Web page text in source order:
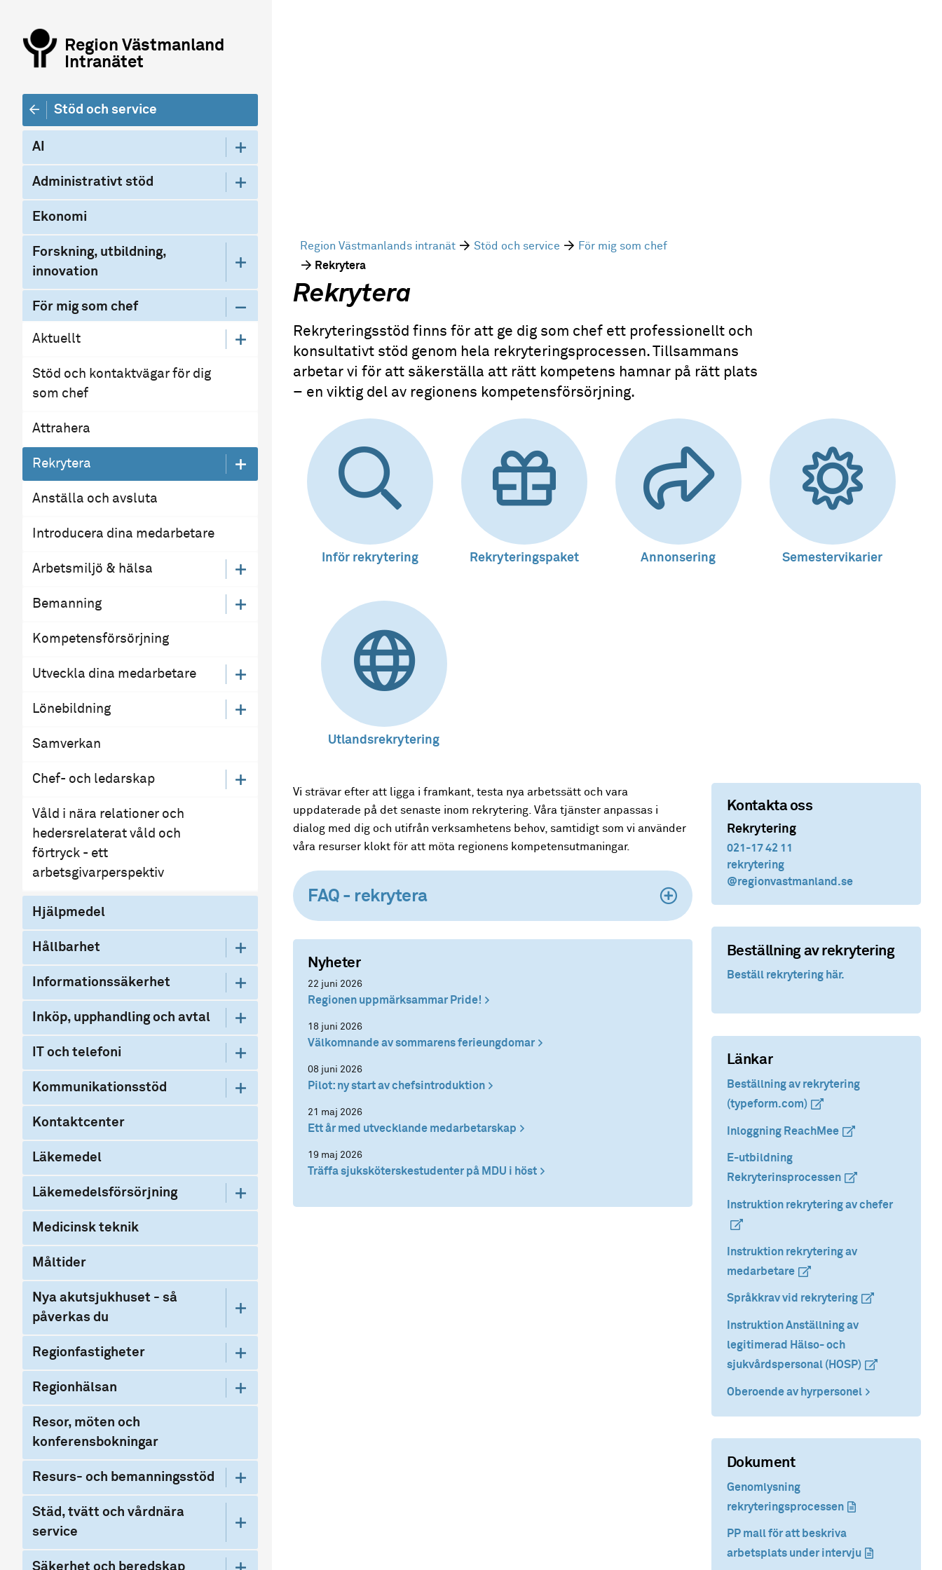
Region Västmanland
Intranätet
Stöd och service
AI
Administrativt stöd
Ekonomi
Forskning, utbildning,
innovation
För mig som chef
Aktuellt
Stöd och kontaktvägar för dig
som chef
Attrahera
Rekrytera
Anställa och avsluta
Introducera dina medarbetare
Arbetsmiljö & hälsa
Bemanning
Kompetensförsörjning
Utveckla dina medarbetare
Lönebildning
Samverkan
Chef- och ledarskap
Våld i nära relationer och
hedersrelaterat våld och
förtryck - ett
arbetsgivarperspektiv
Hjälpmedel
Hållbarhet
Informationssäkerhet
Inköp, upphandling och avtal
IT och telefoni
Kommunikationsstöd
Kontaktcenter
Läkemedel
Läkemedelsförsörjning
Medicinsk teknik
Måltider
Nya akutsjukhuset - så
påverkas du
Regionfastigheter
Regionhälsan
Resor, möten och
konferensbokningar
Resurs- och bemanningsstöd
Städ, tvätt och vårdnära
service
Säkerhet och beredskap
Region Västmanlands intranät Stöd och service
För mig som chef
Rekrytera
Rekrytera
Rekryteringsstöd finns för att ge dig som chef ett professionellt och
konsultativt stöd genom hela rekryteringsprocessen. Tillsammans
arbetar vi för att säkerställa att rätt kompetens hamnar på rätt plats
– en viktig del av regionens kompetensförsörjning.
Inför rekrytering Rekryteringspaket Annonsering Semestervikarier
Utlandsrekrytering
Vi strävar efter att ligga i framkant, testa nya arbetssätt och vara
uppdaterade på det senaste inom rekrytering. Våra tjänster anpassas i
dialog med dig och utifrån verksamhetens behov, samtidigt som vi använder
våra resurser klokt för att möta regionens kompetensutmaningar.
FAQ - rekrytera
Nyheter
22 juni 2026
Regionen uppmärksammar Pride!
18 juni 2026
Välkomnande av sommarens ferieungdomar
08 juni 2026
Pilot: ny start av chefsintroduktion
21 maj 2026
Ett år med utvecklande medarbetarskap
19 maj 2026
Träffa sjuksköterskestudenter på MDU i höst
Kontakta oss
Rekrytering
021-17 42 11
rekrytering
@regionvastmanland.se
Beställning av rekrytering
Beställ rekrytering här.
Länkar
Beställning av rekrytering
(typeform.com)(extern länk)
(extern länk)
Inloggning ReachMee(extern länk)
(extern länk)
E-utbildning
Rekryterinsprocessen(extern länk)
(extern länk)
Instruktion rekrytering av chefer(extern
(extern
Instruktion rekrytering av
medarbetare(extern länk)
(extern länk)
Språkkrav vid rekrytering(extern länk)
(extern länk)
Instruktion Anställning av
legitimerad Hälso- och
sjukvårdspersonal (HOSP)(extern länk)
(extern länk)
Oberoende av hyrpersonel
Dokument
Genomlysning
rekryteringsprocessen(dokument)
(dokument)
PP mall för att beskriva
arbetsplats under intervju(dokument)
(dokument)